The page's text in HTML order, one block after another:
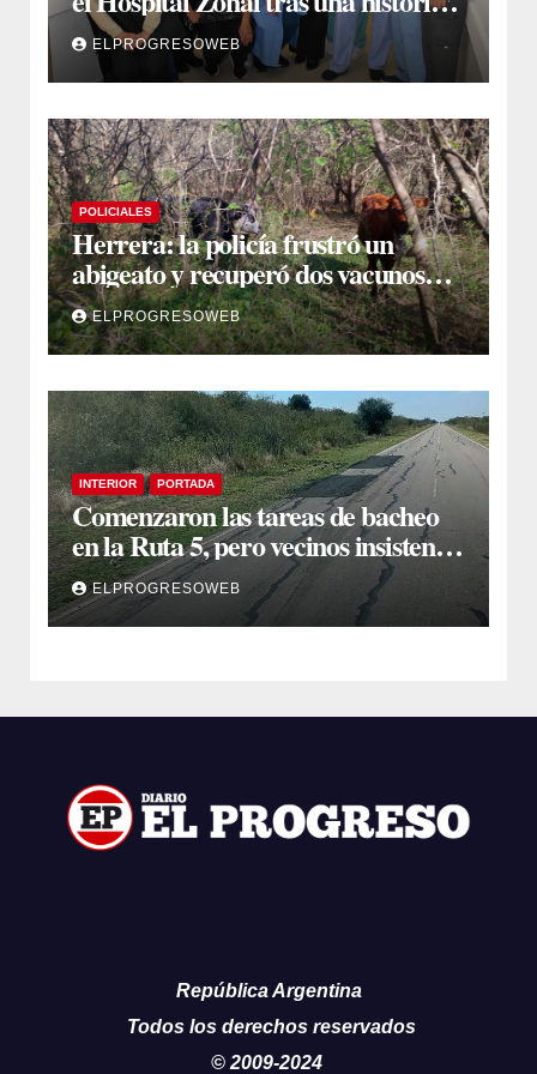
jornada de intervenciones
laparoscópicas
ELPROGRESOWEB
POLICIALES
Herrera: la policía frustró un
abigeato y recuperó dos vacunos
ocultos en una zona montuosa
ELPROGRESOWEB
INTERIOR PORTADA
Comenzaron las tareas de bacheo
en la Ruta 5, pero vecinos insisten
en un reclamo integral
ELPROGRESOWEB
República Argentina
Todos los derechos reservados
© 2009-2024